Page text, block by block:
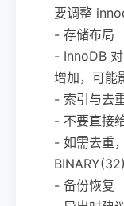
要调整
- 存储布局
- InnoDB
增加，可能
- 索引与去
- 不要直接
- 如需去重
- 备份恢复